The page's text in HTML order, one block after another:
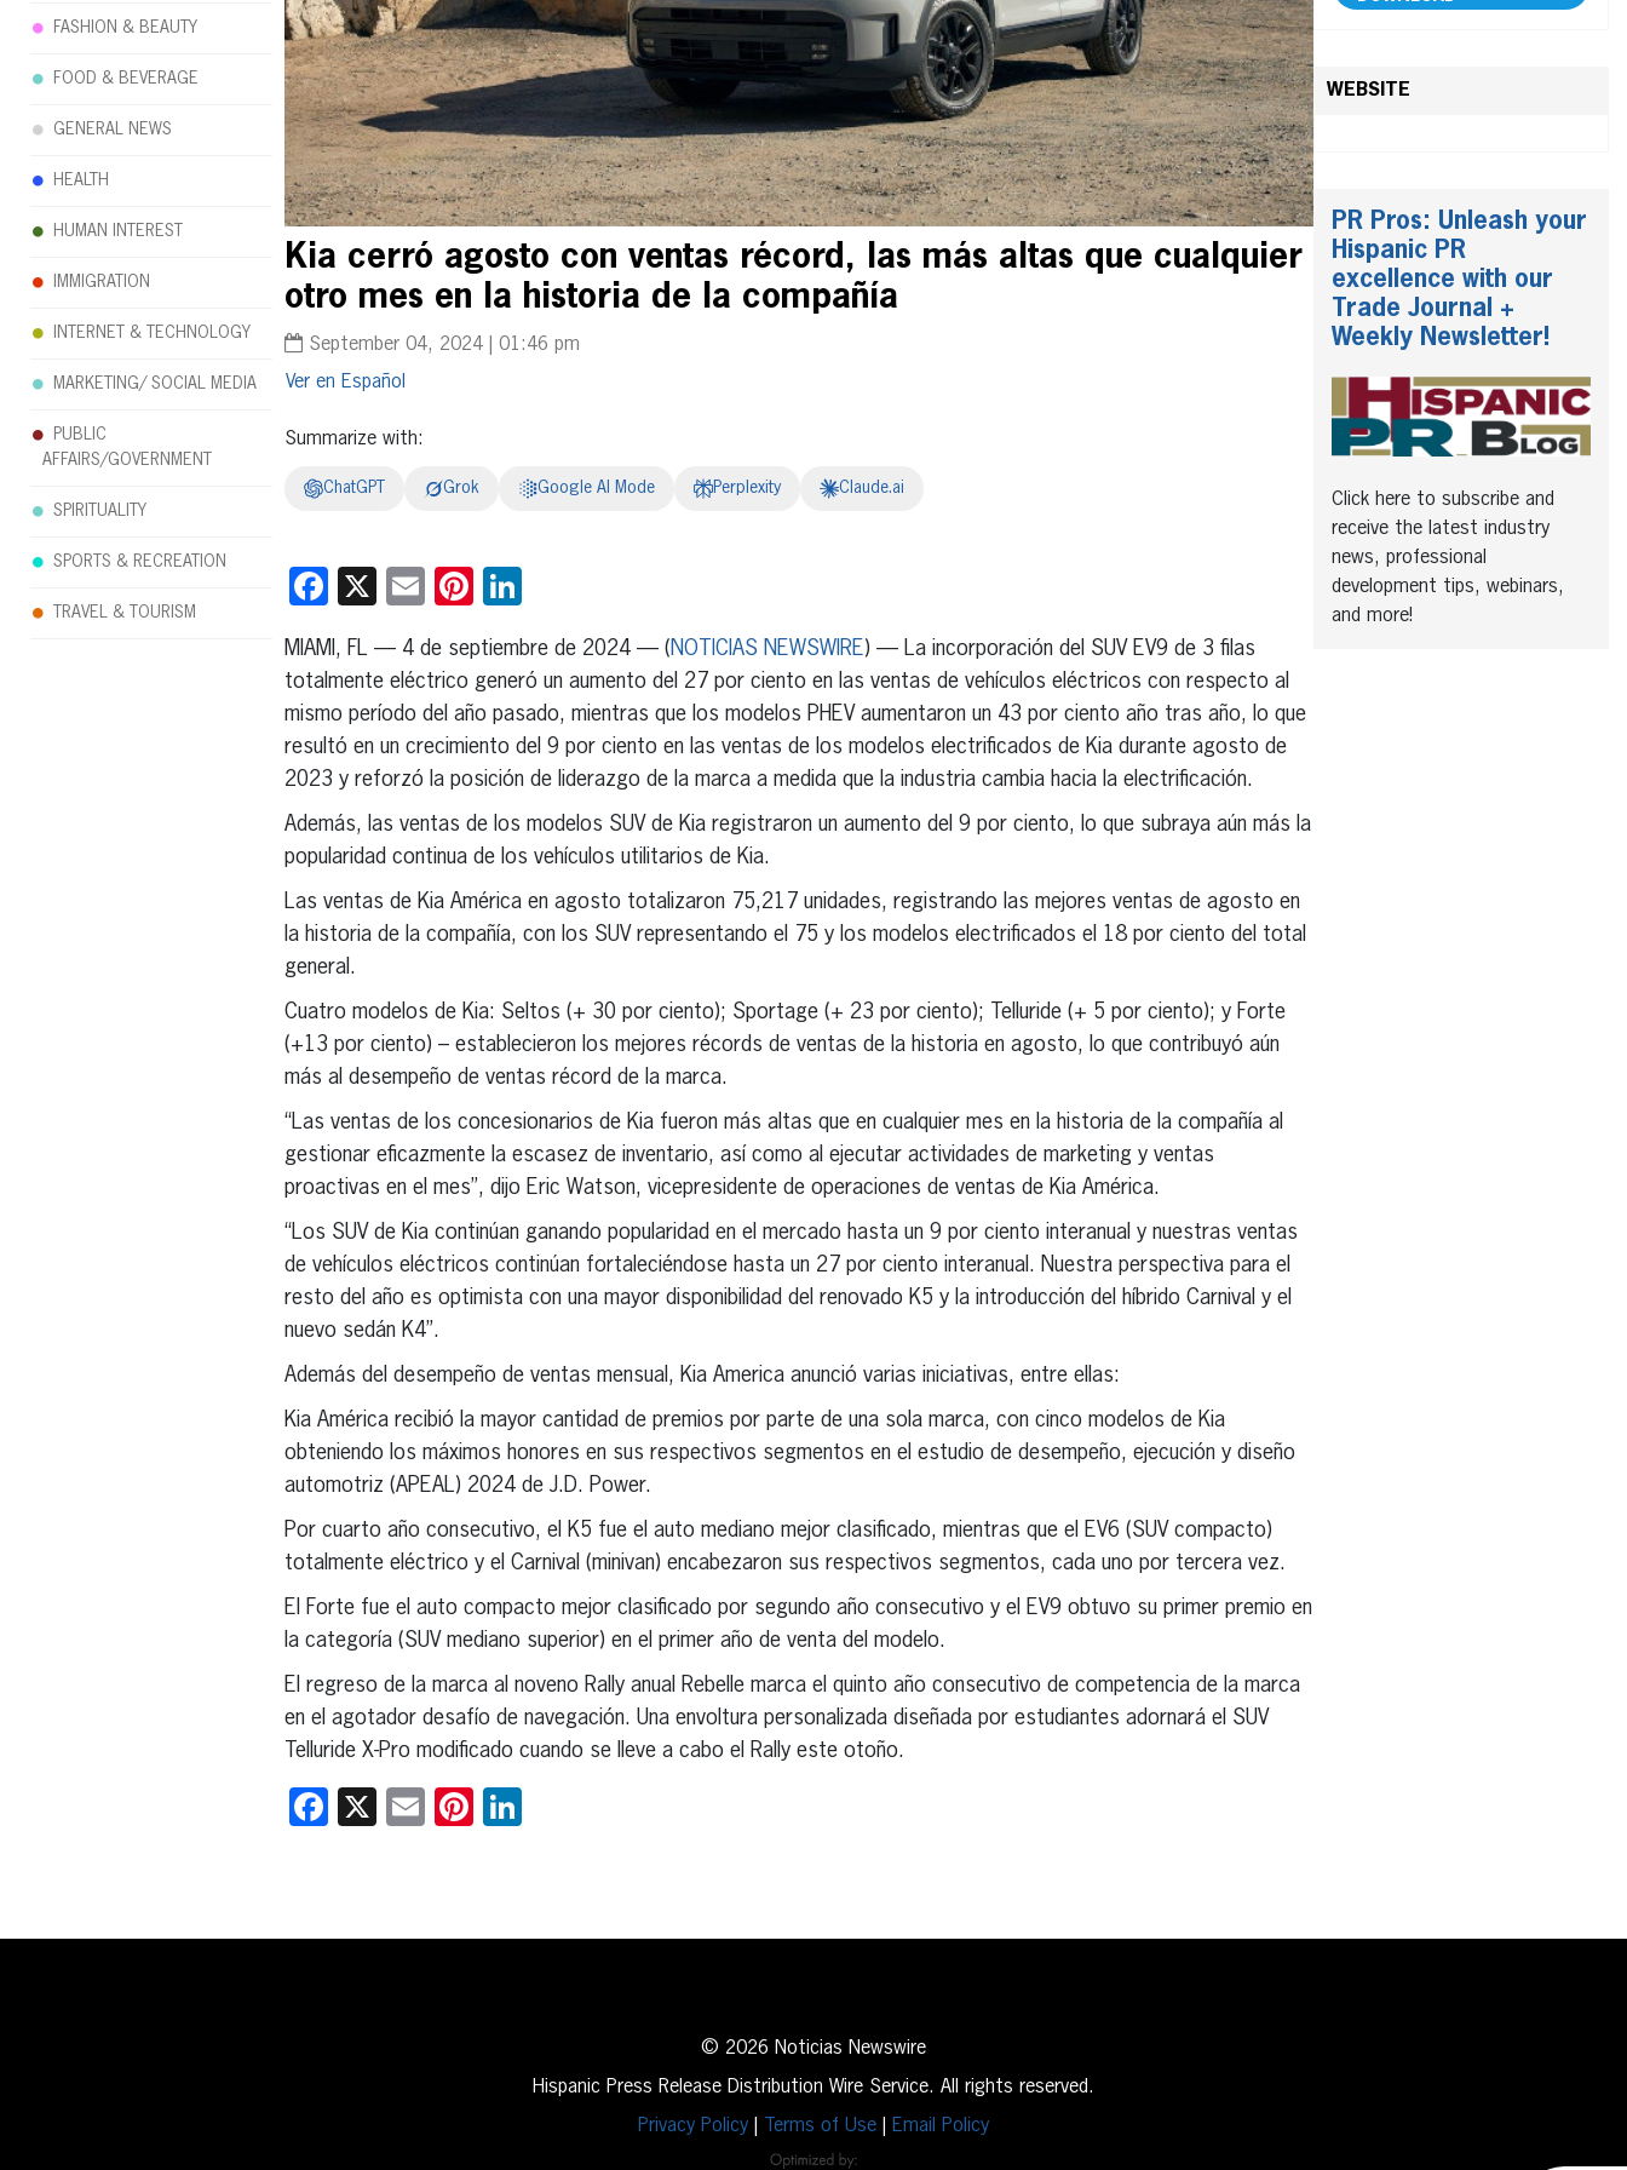
Kia cerró agosto con ventas récord, las más altas que cualquier
otro mes en la historia de la compañía
September 04, 2024 | 01:46 pm
Español
Summarize with:
ChatGPT Grok Google AI Mode Perplexity Claude.ai
Facebook
X EmailPinterest
MIAMI, FL — 4 de septiembre de 2024 — (NOTICIAS NEWSWIRE) — La incorporación del SUV EV9 de 3 filas
totalmente eléctrico generó un aumento del 27 por ciento en las ventas de vehículos eléctricos con respecto al
mismo período del año pasado, mientras que los modelos PHEV aumentaron un 43 por ciento año tras año, lo que
resultó en un crecimiento del 9 por ciento en las ventas de los modelos electrificados de Kia durante agosto de
2023 y reforzó la posición de liderazgo de la marca a medida que la industria cambia hacia la electrificación.
Además, las ventas de los modelos SUV de Kia registraron un aumento del 9 por ciento, lo que subraya aún más la
popularidad continua de los vehículos utilitarios de Kia.
Las ventas de Kia América en agosto totalizaron 75,217 unidades, registrando las mejores ventas de agosto en
la historia de la compañía, con los SUV representando el 75 y los modelos electrificados el 18 por ciento del total
general.
Cuatro modelos de Kia: Seltos (+ 30 por ciento); Sportage (+ 23 por ciento); Telluride (+ 5 por ciento); y Forte
(+13 por ciento) – establecieron los mejores récords de ventas de la historia en agosto, lo que contribuyó aún
más al desempeño de ventas récord de la marca.
“Las ventas de los concesionarios de Kia fueron más altas que en cualquier mes en la historia de la compañía al
gestionar eficazmente la escasez de inventario, así como al ejecutar actividades de marketing y ventas
proactivas en el mes”, dijo Eric Watson, vicepresidente de operaciones de ventas de Kia América.
“Los SUV de Kia continúan ganando popularidad en el mercado hasta un 9 por ciento interanual y nuestras ventas
de vehículos eléctricos continúan fortaleciéndose hasta un 27 por ciento interanual. Nuestra perspectiva para el
resto del año es optimista con una mayor disponibilidad del renovado K5 y la introducción del híbrido Carnival y el
nuevo sedán K4”.
Además del desempeño de ventas mensual, Kia America anunció varias iniciativas, entre ellas:
Kia América recibió la mayor cantidad de premios por parte de una sola marca, con cinco modelos de Kia
obteniendo los máximos honores en sus respectivos segmentos en el estudio de desempeño, ejecución y diseño
automotriz (APEAL) 2024 de J.D. Power.
Por cuarto año consecutivo, el K5 fue el auto mediano mejor clasificado, mientras que el EV6 (SUV compacto)
totalmente eléctrico y el Carnival (minivan) encabezaron sus respectivos segmentos, cada uno por tercera vez.
El Forte fue el auto compacto mejor clasificado por segundo año consecutivo y el EV9 obtuvo su primer premio en
la categoría (SUV mediano superior) en el primer año de venta del modelo.
El regreso de la marca al noveno Rally anual Rebelle marca el quinto año consecutivo de competencia de la marca
en el agotador desafío de navegación. Una envoltura personalizada diseñada por estudiantes adornará el SUV
Telluride X-Pro modificado cuando se lleve a cabo el Rally este otoño.
Facebook
X EmailPinterest
WEBSITE
PR Pros: Unleash your
Hispanic PR
excellence with our
Trade Journal +
Weekly Newsletter!
Click here to subscribe and
receive the latest industry
news, professional
development tips, webinars,
and more!
FASHION & BEAUTY
FOOD & BEVERAGE
GENERAL NEWS
HEALTH
HUMAN INTEREST
IMMIGRATION
INTERNET & TECHNOLOGY
MARKETING/ SOCIAL MEDIA
PUBLIC
AFFAIRS/GOVERNMENT
SPIRITUALITY
SPORTS & RECREATION
TRAVEL & TOURISM
© 2026 Noticias Newswire
Hispanic Press Release Distribution Wire Service. All rights reserved.
Privacy Policy
Terms of Use Email Policy